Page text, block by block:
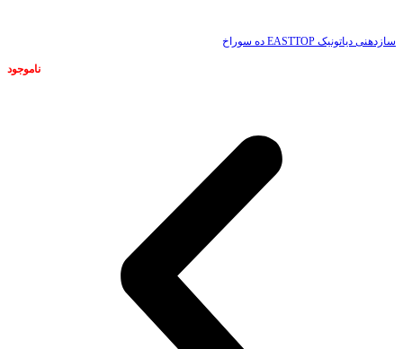
سازدهنی دیاتونیک EASTTOP ده سوراخ
ناموجود